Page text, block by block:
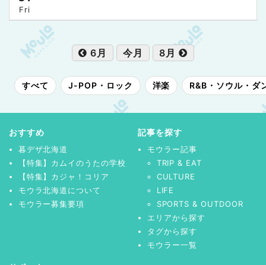
Fri
6月 今月 8月
すべて J-POP・ロック 洋楽 R&B・ソウル・ダ
おすすめ
暮デザ北海道
【特集】カムイのうたの学校
【特集】カジャ！コリア
モウラ北海道について
モウラー募集要項
記事を探す
モウラー記事
TRIP & EAT
CULTURE
LIFE
SPORTS & OUTDOOR
エリアから探す
タグから探す
モウラー一覧